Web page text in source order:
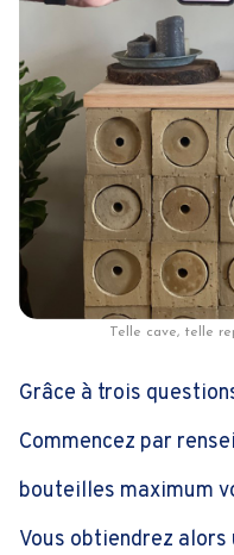
Telle cave, telle
Grâce à trois
Commencez par
bouteilles maximum
Vous obtiendrez